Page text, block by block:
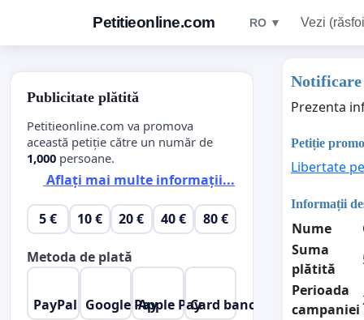
Petitieonline.com RO ▼ Vezi
Notificare
Prezenta
Petiție
Libertate
Informații
Nume
Suma
plătită
Perioada
campaniei
Publicitate plătită
Petitieonline.com va promova
această petiție către un număr de
1,000 persoane.
Aflați mai multe informații...
5 € 10 € 20 € 40 € 80 €
Metoda de plată
PayPal Google PayApple PayCard bancar